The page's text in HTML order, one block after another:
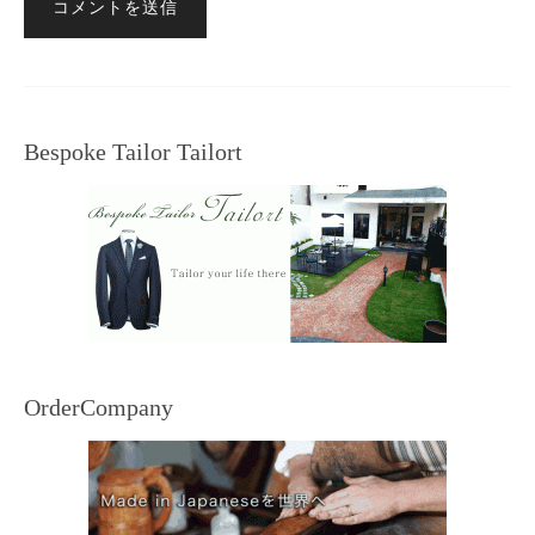
Bespoke Tailor Tailort
OrderCompany